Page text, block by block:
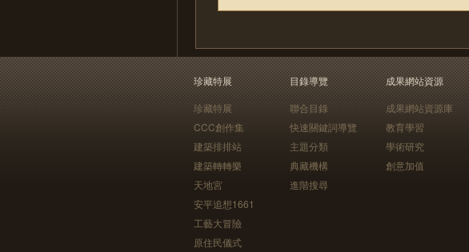
珍藏特展
珍藏特展
CCC創作集
建築排排站
建築轉轉樂
天地宮
安平追想1661
工藝大冒險
原住民儀式
目錄導覽
聯合目錄
快速關鍵詞導覽
主題分類
典藏機構
進階搜尋
成果網站資源
成果網站資源庫
教育學習
學術研究
創意加值